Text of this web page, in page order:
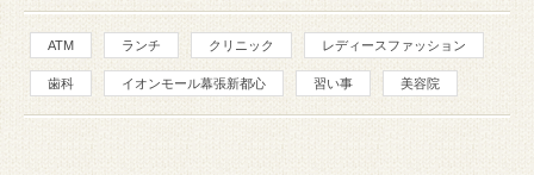
ATM ランチ クリニック レディースファッション
歯科 イオンモール幕張新都心 習い事 美容院